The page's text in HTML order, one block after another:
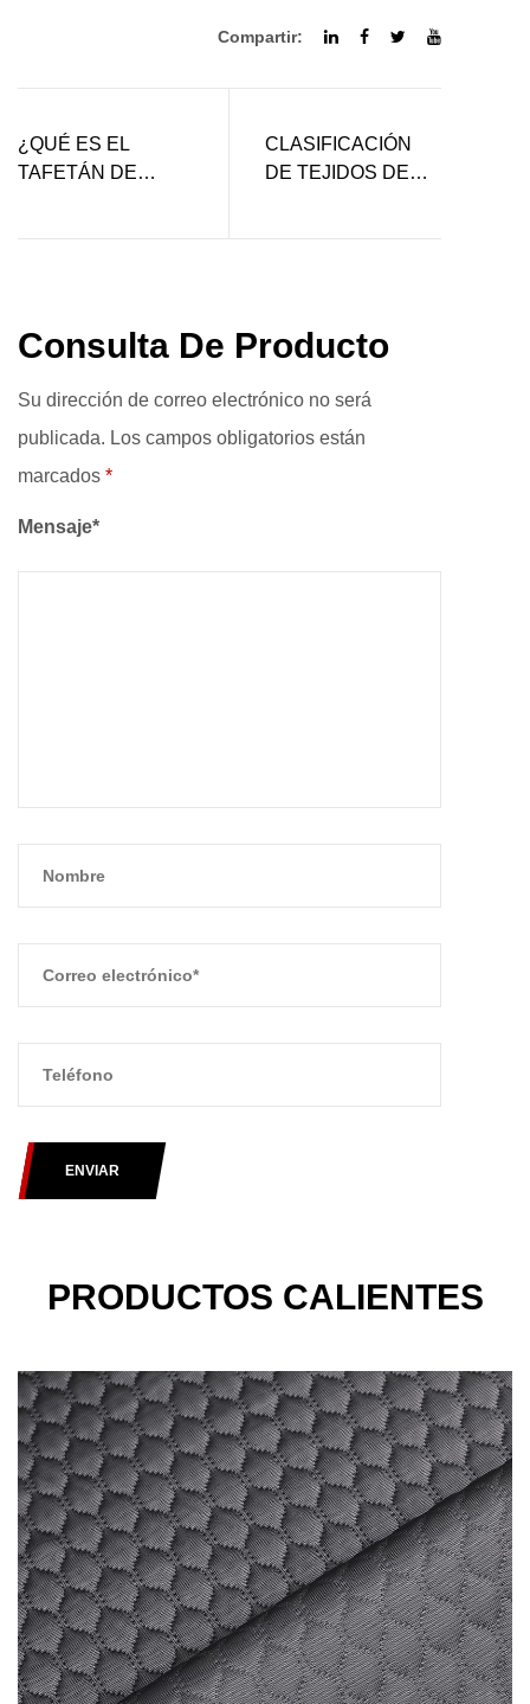
Compartir:
¿QUÉ ES EL
TAFETÁN DE
CLASIFICACIÓN
DE TEJIDOS DE
Consulta De Producto
Su dirección de correo electrónico no será
publicada. Los campos obligatorios están
marcados *
Mensaje*
ENVIAR
PRODUCTOS CALIENTES